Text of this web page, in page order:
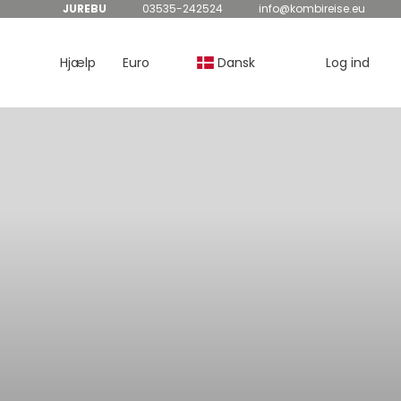
JUREBU 03535-242524 info@kombireise.eu
Hjælp Euro Dansk Log ind